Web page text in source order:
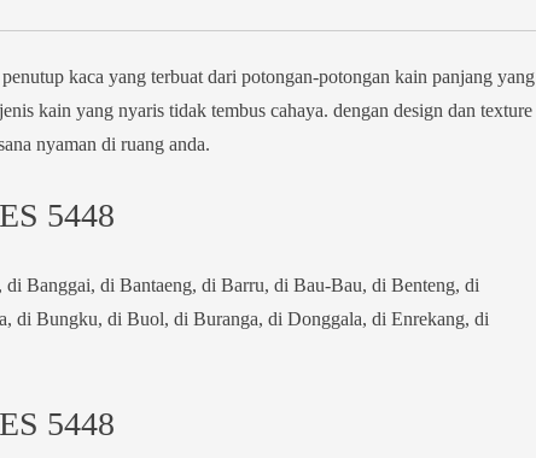
kaca yang terbuat dari potongan-potongan kain panjang yang
kain yang nyaris tidak tembus cahaya. dengan design dan texture
nyaman di ruang anda.
5448
Banggai, di Bantaeng, di Barru, di Bau-Bau, di Benteng, di
di Bungku, di Buol, di Buranga, di Donggala, di Enrekang, di
5448